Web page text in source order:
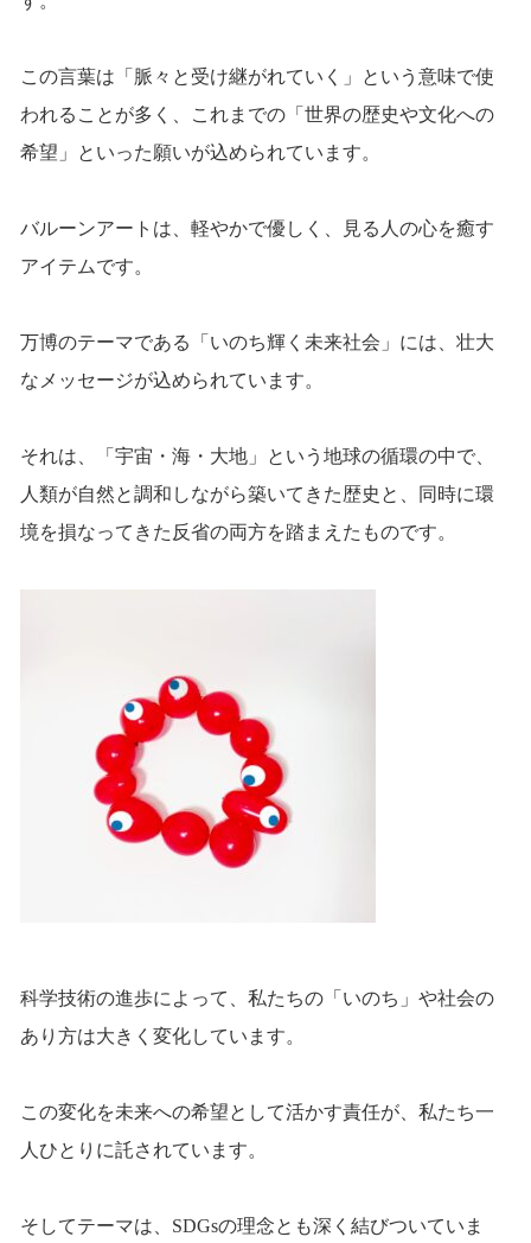
この言葉は「脈々と受け継がれていく」という意味で使
われることが多く、これまでの「世界の歴史や文化への
希望」といった願いが込められています。
バルーンアートは、軽やかで優しく、見る人の心を癒す
アイテムです。
万博のテーマである「いのち輝く未来社会」には、壮大
なメッセージが込められています。
それは、「宇宙・海・大地」という地球の循環の中で、
人類が自然と調和しながら築いてきた歴史と、同時に環
境を損なってきた反省の両方を踏まえたものです。
科学技術の進歩によって、私たちの「いのち」や社会の
あり方は大きく変化しています。
この変化を未来への希望として活かす責任が、私たち一
人ひとりに託されています。
そしてテーマは、SDGsの理念とも深く結びついていま